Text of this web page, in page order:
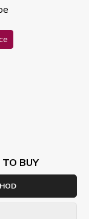
TO BUY